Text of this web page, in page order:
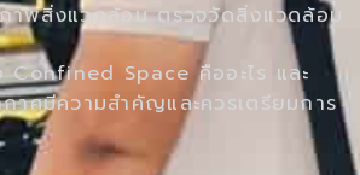
พสิ่งแวดล้อม ตรวจวัดสิ่งแวดล้อม
Space คืออะไร และ
าศมีความสำคัญและควรเตรียมการ